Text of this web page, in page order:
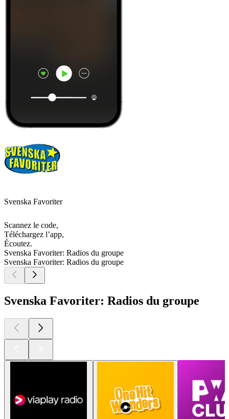
Svenska Favoriter
Scannez le code,
Téléchargez l’app,
Écoutez.
Svenska Favoriter: Radios du groupe
Svenska Favoriter: Radios du groupe
Svenska Favoriter: Radios du groupe